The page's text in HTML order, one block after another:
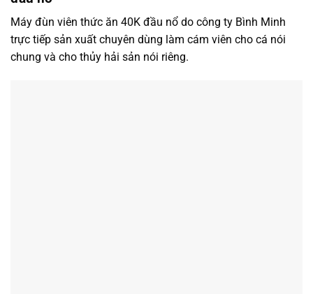
Máy đùn viên thức ăn 40K đầu nổ do công ty Bình Minh
trực tiếp sản xuất chuyên dùng làm cám viên cho cá nói
chung và cho thủy hải sản nói riêng.